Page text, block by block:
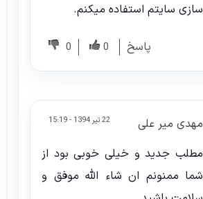
سازی سایتم استفاده میکنم.
پاسخ 0
0
22 تیر 1394 - 15:19
مهدی میر علی
مطلب جدید و خیلی خوبی بود از
شما ممنونم ان شاء الله موفق و